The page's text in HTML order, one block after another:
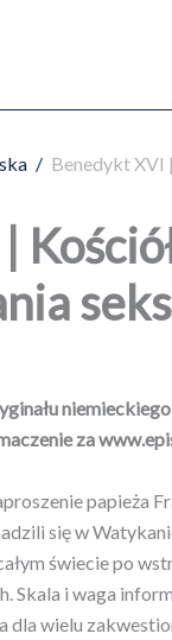
/ Benedykt XVI
za
papieża
się w
świecie po
Skala i waga
dla wielu